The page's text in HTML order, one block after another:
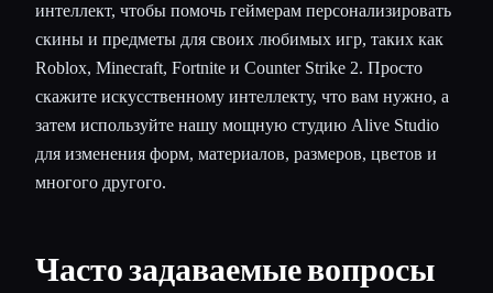
интеллект, чтобы помочь геймерам персонализировать
скины и предметы для своих любимых игр, таких как
Roblox, Minecraft, Fortnite и Counter Strike 2. Просто
скажите искусственному интеллекту, что вам нужно, а
затем используйте нашу мощную студию Alive Studio
для изменения форм, материалов, размеров, цветов и
многого другого.
Часто задаваемые вопросы